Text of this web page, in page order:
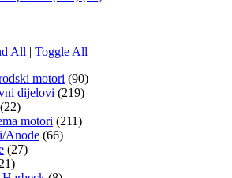
All | Toggle All
motori (90)
dijelovi (219)
(22)
motori (211)
Anode (66)
(27)